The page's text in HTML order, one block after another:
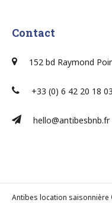
Contact
152 bd Raymond
+33 (0) 6 42 20 18 03
hello@antibesbnb.fr
Antibes location saisonnière